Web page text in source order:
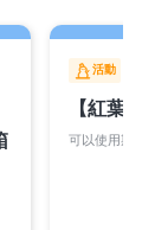
活動
【紅葉
可以使用期